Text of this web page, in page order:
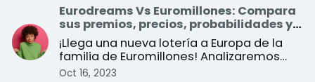
Eurodreams Vs Euromillones: Compara
sus premios, precios, probabilidades y
más
¡Llega una nueva lotería a Europa de la
familia de Euromillones! Analizaremos
todas sus diferenc ...
Oct 16, 2023